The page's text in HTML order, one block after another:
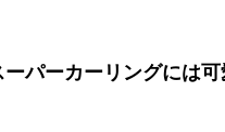
パーカーリングには